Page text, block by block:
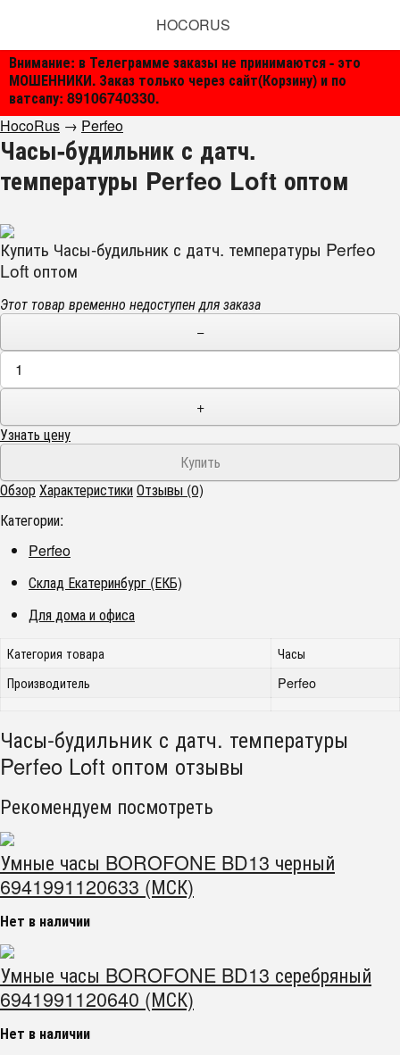
Внимание: в Телеграмме заказы не принимаются - это
МОШЕННИКИ. Заказ только через сайт(Корзину) и по
ватсапу: 89106740330.
HOCORUS
HocoRus → Perfeo
Часы-будильник с датч.
температуры Perfeo Loft оптом
Купить Часы-будильник с датч. температуры Perfeo
Loft оптом
Этот товар временно недоступен для заказа
−
+
Узнать цену
ОбзорХарактеристикиОтзывы (0)
Категории:
Perfeo
Склад Екатеринбург (ЕКБ)
Для дома и офиса
Категория товара
Часы
Производитель
Perfeo
Часы-будильник с датч. температуры
Perfeo Loft оптом отзывы
Рекомендуем посмотреть
Умные часы BOROFONE BD13 черный
6941991120633 (МСК)
Нет в наличии
Умные часы BOROFONE BD13 серебряный
6941991120640 (МСК)
Нет в наличии